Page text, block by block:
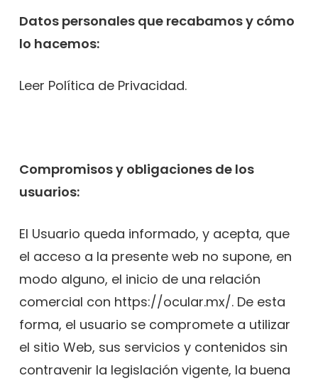
Datos personales que recabamos y cómo
lo hacemos:
Leer Política de Privacidad.
Compromisos y obligaciones de los
usuarios:
El Usuario queda informado, y acepta, que
el acceso a la presente web no supone, en
modo alguno, el inicio de una relación
comercial con https://ocular.mx/. De esta
forma, el usuario se compromete a utilizar
el sitio Web, sus servicios y contenidos sin
contravenir la legislación vigente, la buena